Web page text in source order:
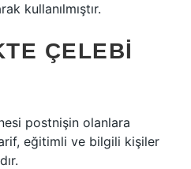
kullanılmıştır.
ÇELEBI
postnişin olanlara
eğitimli ve bilgili kişiler